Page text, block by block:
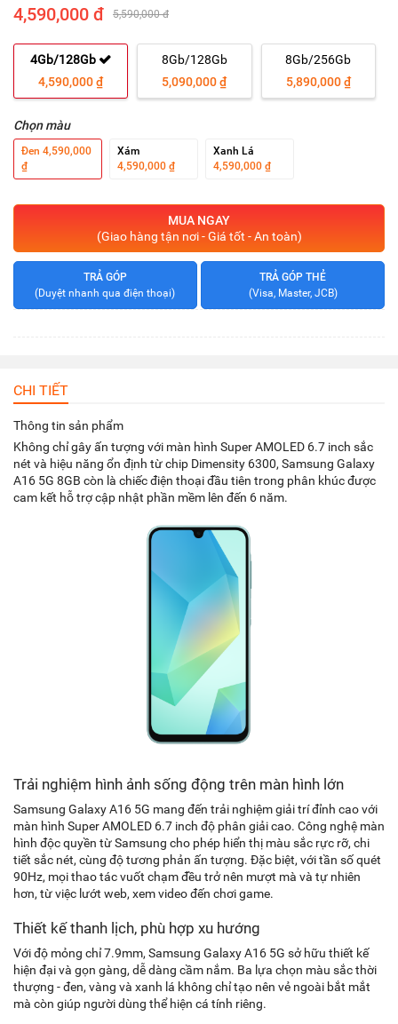
4,590,000 đ 5,590,000 đ
4Gb/128Gb
4,590,000 ₫
8Gb/128Gb
5,090,000 ₫
8Gb/256Gb
5,890,000 ₫
Chọn màu
Đen 4,590,000
₫
Xám
4,590,000 ₫
Xanh Lá
4,590,000 ₫
MUA NGAY
(Giao hàng tận nơi - Giá tốt - An toàn)
TRẢ GÓP
(Duyệt nhanh qua điện thoại)
TRẢ GÓP THẺ
(Visa, Master, JCB)
CHI TIẾT
Thông tin sản phẩm
Không chỉ gây ấn tượng với màn hình Super AMOLED 6.7 inch sắc
nét và hiệu năng ổn định từ chip Dimensity 6300, Samsung Galaxy
A16 5G 8GB còn là chiếc điện thoại đầu tiên trong phân khúc được
cam kết hỗ trợ cập nhật phần mềm lên đến 6 năm.
Trải nghiệm hình ảnh sống động trên màn hình lớn
Samsung Galaxy A16 5G mang đến trải nghiệm giải trí đỉnh cao với
màn hình Super AMOLED 6.7 inch độ phân giải cao. Công nghệ màn
hình độc quyền từ Samsung cho phép hiển thị màu sắc rực rỡ, chi
tiết sắc nét, cùng độ tương phản ấn tượng. Đặc biệt, với tần số quét
90Hz, mọi thao tác vuốt chạm đều trở nên mượt mà và tự nhiên
hơn, từ việc lướt web, xem video đến chơi game.
Thiết kế thanh lịch, phù hợp xu hướng
Với độ mỏng chỉ 7.9mm, Samsung Galaxy A16 5G sở hữu thiết kế
hiện đại và gọn gàng, dễ dàng cầm nắm. Ba lựa chọn màu sắc thời
thượng - đen, vàng và xanh lá không chỉ tạo nên vẻ ngoài bắt mắt
mà còn giúp người dùng thể hiện cá tính riêng.